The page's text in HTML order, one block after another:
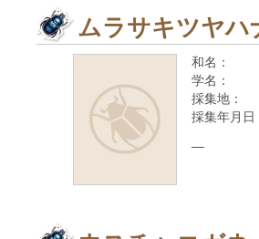
ムラサキツヤハ
和名：
学名：
採集地：
採集年月日
—